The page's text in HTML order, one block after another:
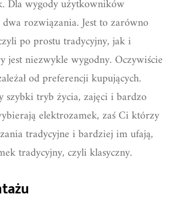
Dla wygody użytkowników
rozwiązania. Jest to zarówno
po prostu tradycyjny, jak i
jest niezwykle wygodny. Oczywiście
od preferencji kupujących.
szybki tryb życia, zajęci i bardzo
elektrozamek, zaś Ci którzy
tradycyjne i bardziej im ufają,
tradycyjny, czyli klasyczny.